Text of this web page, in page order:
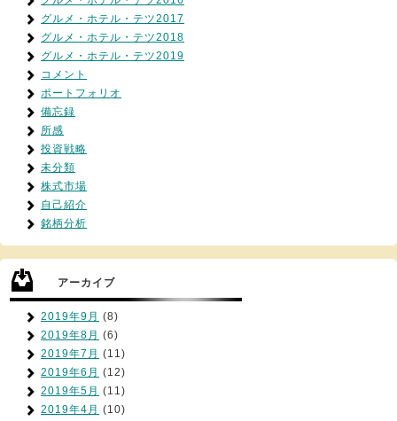
グルメ・ホテル・テツ2017
グルメ・ホテル・テツ2018
グルメ・ホテル・テツ2019
コメント
ポートフォリオ
備忘録
所感
投資戦略
未分類
株式市場
自己紹介
銘柄分析
アーカイブ
2019年9月 (8)
2019年8月 (6)
2019年7月 (11)
2019年6月 (12)
2019年5月 (11)
2019年4月 (10)